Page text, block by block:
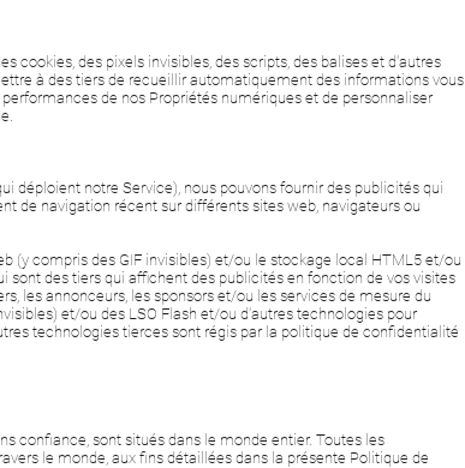
cookies, des pixels invisibles, des scripts, des balises et d'autres
à des tiers de recueillir automatiquement des informations vous
de nos Propriétés numériques et de personnaliser
déploient notre Service), nous pouvons fournir des publicités qui
de navigation récent sur différents sites web, navigateurs ou
(y compris des GIF invisibles) et/ou le stockage local HTML5 et/ou
des tiers qui affichent des publicités en fonction de vos visites
les annonceurs, les sponsors et/ou les services de mesure du
et/ou des LSO Flash et/ou d'autres technologies pour
technologies tierces sont régis par la politique de confidentialité
confiance, sont situés dans le monde entier. Toutes les
le monde, aux fins détaillées dans la présente Politique de